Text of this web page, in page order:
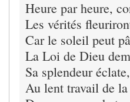
Heure par heure,
Les vérités
Car le soleil peut
La Loi de Dieu
Sa splendeur
Au lent travail de